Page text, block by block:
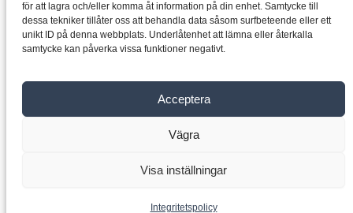
för att lagra och/eller komma åt information på din enhet. Samtycke till
dessa tekniker tillåter oss att behandla data såsom surfbeteende eller ett
unikt ID på denna webbplats. Underlåtenhet att lämna eller återkalla
samtycke kan påverka vissa funktioner negativt.
Acceptera
Vägra
Visa inställningar
Integritetspolicy
Handla
Elmotorer
Frekvensomvandlare
Växellåda
Om oss
Kontakta
Copyright © 2026 VYBO-DRIVTEKNIK.SE